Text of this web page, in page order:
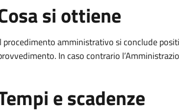
si ottiene
procedimento amministrativo si conclude
In caso contrario
e scadenze